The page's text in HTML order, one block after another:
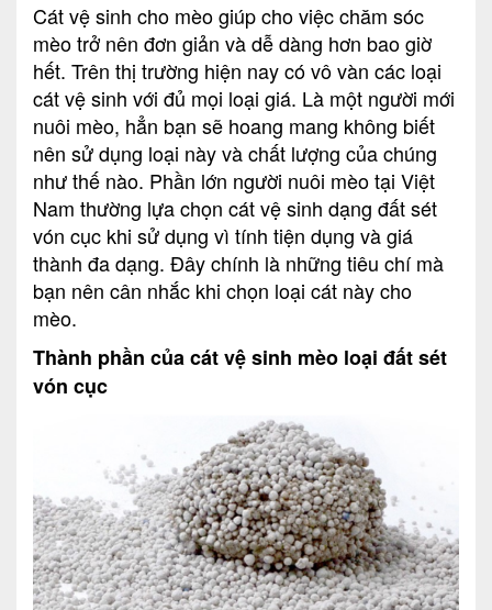
Cát vệ sinh cho mèo giúp cho việc chăm sóc
mèo trở nên đơn giản và dễ dàng hơn bao giờ
hết. Trên thị trường hiện nay có vô vàn các loại
cát vệ sinh với đủ mọi loại giá. Là một người mới
nuôi mèo, hẳn bạn sẽ hoang mang không biết
nên sử dụng loại này và chất lượng của chúng
như thế nào. Phần lớn người nuôi mèo tại Việt
Nam thường lựa chọn cát vệ sinh dạng đất sét
vón cục khi sử dụng vì tính tiện dụng và giá
thành đa dạng. Đây chính là những tiêu chí mà
bạn nên cân nhắc khi chọn loại cát này cho
mèo.
Thành phần của cát vệ sinh mèo loại đất sét
vón cục